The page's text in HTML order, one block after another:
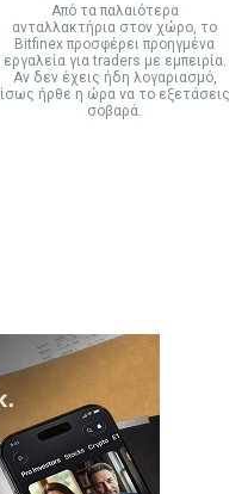
Από τα παλαιότερα
ανταλλακτήρια στον χώρο, το
Bitfinex προσφέρει προηγμένα
εργαλεία για traders με εμπειρία.
Αν δεν έχεις ήδη λογαριασμό,
ίσως ήρθε η ώρα να το εξετάσεις
σοβαρά.